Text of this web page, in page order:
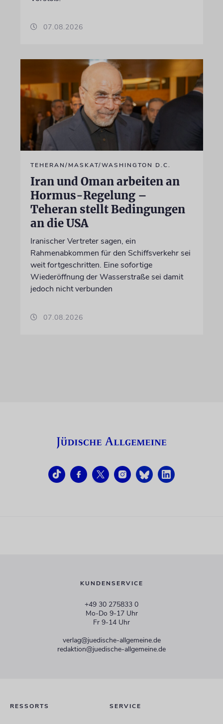
07.08.2026
TEHERAN/MASKAT/WASHINGTON D.C.
Iran und Oman arbeiten an
Hormus-Regelung –
Teheran stellt Bedingungen
an die USA
Iranischer Vertreter sagen, ein
Rahmenabkommen für den Schiffsverkehr sei
weit fortgeschritten. Eine sofortige
Wiederöffnung der Wasserstraße sei damit
jedoch nicht verbunden
07.08.2026
KUNDENSERVICE
+49 30 275833 0
Mo-Do 9-17 Uhr
Fr 9-14 Uhr
verlag@juedische-allgemeine.de
redaktion@juedische-allgemeine.de
RESSORTS SERVICE